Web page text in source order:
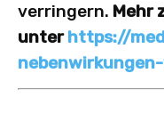
verringern. Mehr
unterhttps://